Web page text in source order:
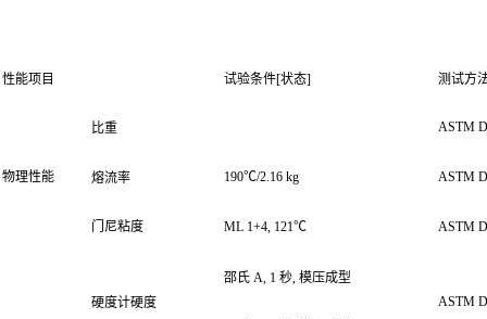
性能项目 试验条件[状态] 测试方
物理性能
比重 ASTM
熔流率 190℃/2.16 kg ASTM
门尼粘度 ML 1+4, 121℃ ASTM
硬度计硬度
邵氏 A, 1 秒, 模压成型
ASTM